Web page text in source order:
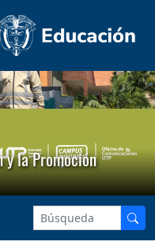
y la Promoción